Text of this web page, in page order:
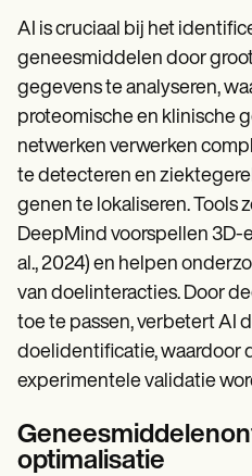
AI is cruciaal bij het
geneesmiddelen door
gegevens te analyseren,
proteomische en klinische
netwerken verwerken
te detecteren en
genen te lokaliseren. Tools
DeepMind voorspellen 3D-
al., 2024) en helpen
van doelinteracties. Door
toe te passen, verbetert AI
doelidentificatie, waardoor
experimentele validatie
optimalisatie